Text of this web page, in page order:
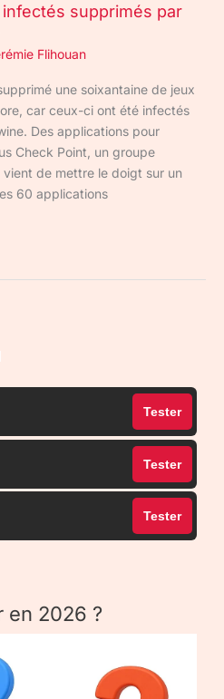
supprimés par
Flihouan
une soixantaine de jeux
car ceux-ci ont été infectés
Des applications pour
Check Point, un groupe
de mettre le doigt sur un
60 applications
Tester
Tester
Tester
en 2026 ?